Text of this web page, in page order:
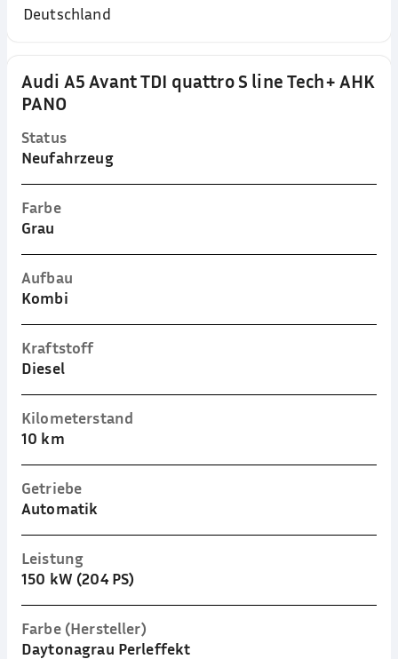
Audi A5 Avant TDI quattro S line Tech+ AHK
PANO
Status
Neufahrzeug
Farbe
Grau
Aufbau
Kombi
Kraftstoff
Diesel
Kilometerstand
10 km
Getriebe
Automatik
Leistung
150 kW (204 PS)
Farbe (Hersteller)
Daytonagrau Perleffekt
Deutschland